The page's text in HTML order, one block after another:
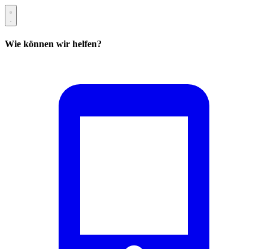
Wie können wir helfen?